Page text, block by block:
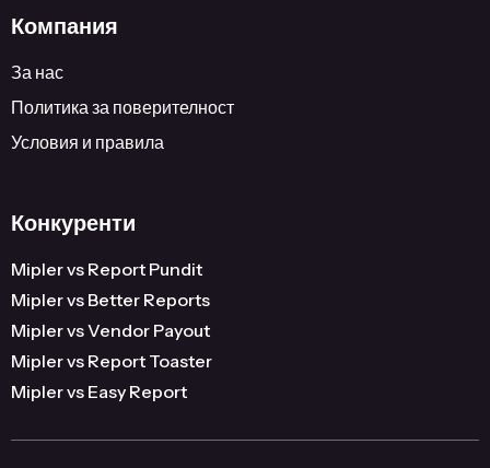
Компания
За нас
Политика за поверителност
Условия и правила
Конкуренти
Mipler vs Report Pundit
Mipler vs Better Reports
Mipler vs Vendor Payout
Mipler vs Report Toaster
Mipler vs Easy Report